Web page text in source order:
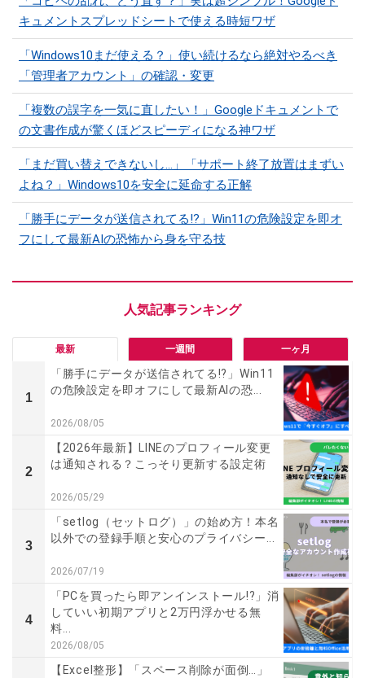
キュメントスプレッドシートで使える時短ワザ
「Windows10まだ使える？」使い続けるなら絶対やるべき
「管理者アカウント」の確認・変更
「複数の誤字を一気に直したい！」Googleドキュメントで
の文書作成が驚くほどスピーディになる神ワザ
「まだ買い替えできないし…」「サポート終了放置はまずい
よね？」Windows10を安全に延命する正解
「勝手にデータが送信されてる!?」Win11の危険設定を即オ
フにして最新AIの恐怖から身を守る技
最新 一週間 一ヶ月
1
「勝手にデータが送信されてる!?」Win11
の危険設定を即オフにして最新AIの恐...
2026/08/05
2
【2026年最新】LINEのプロフィール変更
は通知される？こっそり更新する設定術
2026/05/29
3
「setlog（セットログ）」の始め方！本名
以外での登録手順と安心のプライバシー...
2026/07/19
4
「PCを買ったら即アンインストール!?」消
していい初期アプリと2万円浮かせる無
料...
2026/08/05
【Excel整形】「スペース削除が面倒…」